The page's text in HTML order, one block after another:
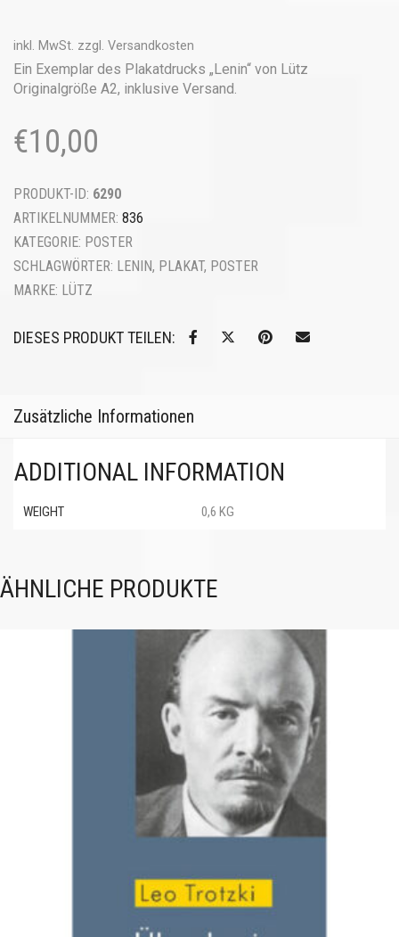
Lütz
Menge
inkl. MwSt. zzgl. Versandkosten
Ein Exemplar des Plakatdrucks „Lenin“ von Lütz
Originalgröße A2, inklusive Versand.
€10,00
PRODUKT-ID: 6290
ARTIKELNUMMER: 836
KATEGORIE: POSTER
SCHLAGWÖRTER: LENIN, PLAKAT, POSTER
MARKE: LÜTZ
DIESES PRODUKT TEILEN:
Zusätzliche Informationen
ADDITIONAL INFORMATION
WEIGHT 0,6 KG
ÄHNLICHE PRODUKTE